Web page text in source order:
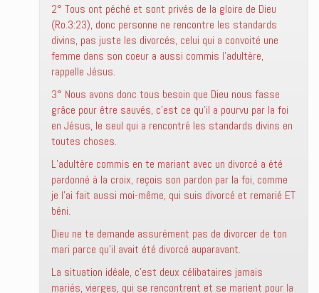
2° Tous ont péché et sont privés de la gloire de Dieu
(Ro.3:23), donc personne ne rencontre les standards
divins, pas juste les divorcés, celui qui a convoité une
femme dans son coeur a aussi commis l’adultère,
rappelle Jésus.
3° Nous avons donc tous besoin que Dieu nous fasse
grâce pour être sauvés, c’est ce qu’il a pourvu par la foi
en Jésus, le seul qui a rencontré les standards divins en
toutes choses.
L’adultère commis en te mariant avec un divorcé a été
pardonné à la croix, reçois son pardon par la foi, comme
je l’ai fait aussi moi-même, qui suis divorcé et remarié ET
béni.
Dieu ne te demande assurément pas de divorcer de ton
mari parce qu’il avait été divorcé auparavant.
La situation idéale, c’est deux célibataires jamais
mariés, vierges, qui se rencontrent et se marient pour la